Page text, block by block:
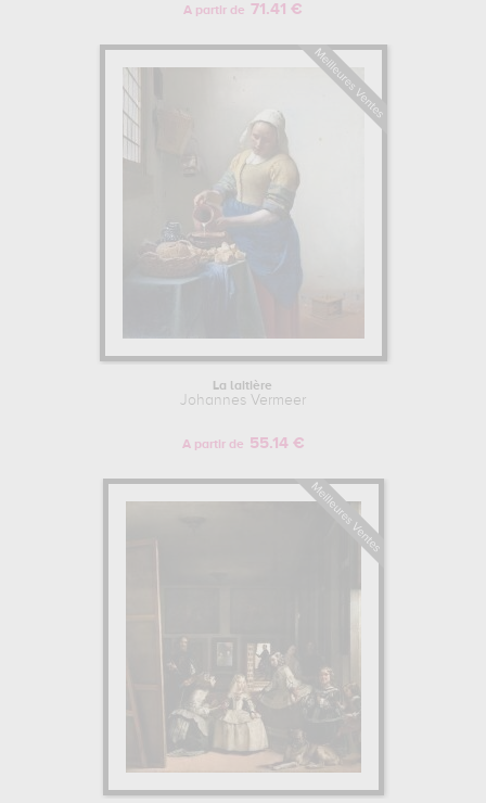
A partir de 71.41 €
La laitière
Johannes Vermeer
A partir de 55.14 €